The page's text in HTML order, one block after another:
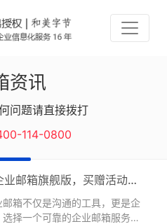
资讯
问题请直接拨打
114-0800
超值优惠！网易企业邮箱旗舰版，买赠活动不容错过！
箱不仅是沟通的工具，更是企
择一个可靠的企业邮箱服务，